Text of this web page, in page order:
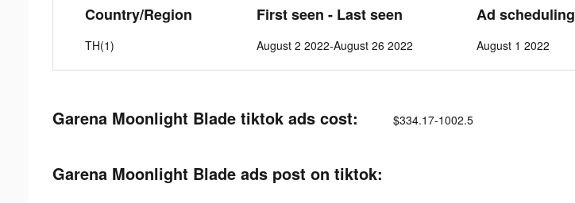
Country/Region
TH(1)
First seen - Last seen
August 2 2022-August 26 2022
Ad scheduling
August 1 2022
Garena Moonlight Blade tiktok ads cost: $334.17-1002.5
Garena Moonlight Blade ads post on tiktok: